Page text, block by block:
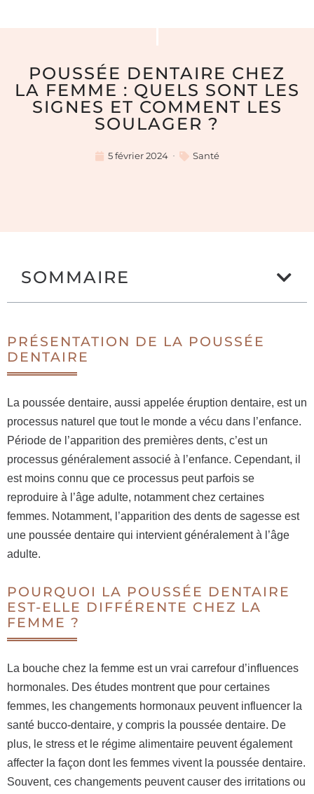
POUSSÉE DENTAIRE CHEZ
LA FEMME : QUELS SONT LES
SIGNES ET COMMENT LES
SOULAGER ?
5 février 2024 Santé
SOMMAIRE
PRÉSENTATION DE LA POUSSÉE
DENTAIRE
La poussée dentaire, aussi appelée éruption dentaire, est un
processus naturel que tout le monde a vécu dans l’enfance.
Période de l’apparition des premières dents, c’est un
processus généralement associé à l’enfance. Cependant, il
est moins connu que ce processus peut parfois se
reproduire à l’âge adulte, notamment chez certaines
femmes. Notamment, l’apparition des dents de sagesse est
une poussée dentaire qui intervient généralement à l’âge
adulte.
POURQUOI LA POUSSÉE DENTAIRE
EST-ELLE DIFFÉRENTE CHEZ LA
FEMME ?
La bouche chez la femme est un vrai carrefour d’influences
hormonales. Des études montrent que pour certaines
femmes, les changements hormonaux peuvent influencer la
santé bucco-dentaire, y compris la poussée dentaire. De
plus, le stress et le régime alimentaire peuvent également
affecter la façon dont les femmes vivent la poussée dentaire.
Souvent, ces changements peuvent causer des irritations ou